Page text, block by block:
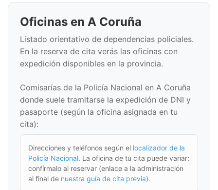
Oficinas en A Coruña
Listado orientativo de dependencias policiales.
En la reserva de cita verás las oficinas con
expedición disponibles en la provincia.
Comisarías de la Policía Nacional en A Coruña
donde suele tramitarse la expedición de DNI y
pasaporte (según la oficina asignada en tu
cita):
Direcciones y teléfonos según el localizador de la
Policía Nacional. La oficina de tu cita puede variar:
confírmalo al reservar (enlace a la administración
al final de nuestra guía de cita previa).